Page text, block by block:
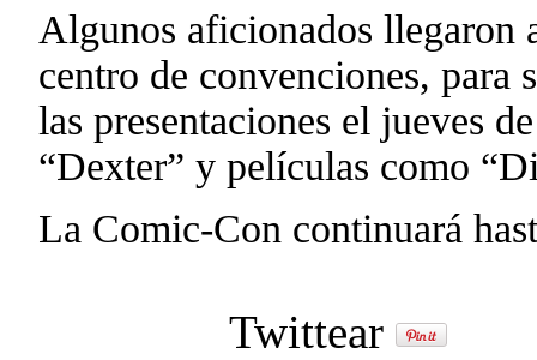
Algunos aficionados llegaron
centro de convenciones, para
las presentaciones el jueves
“Dexter” y películas como
La Comic-Con continuará
Twittear